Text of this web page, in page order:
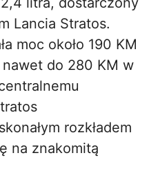
Lancia Stratos.
moc około 190 KM
do 280 KM w
rozkładem
na znakomitą